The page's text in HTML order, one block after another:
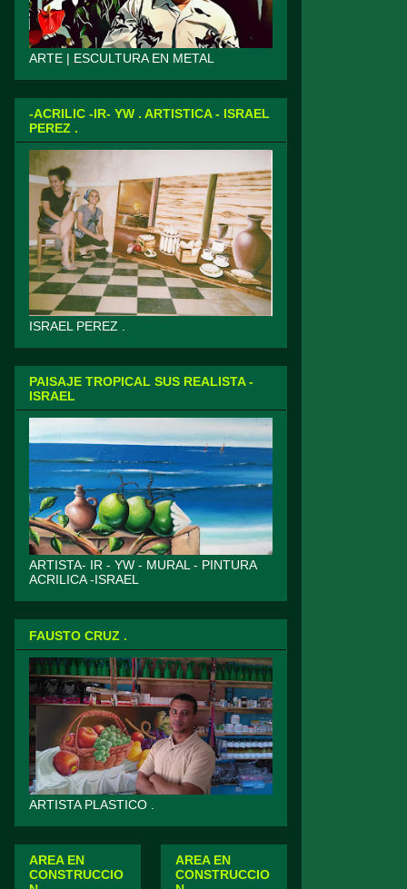
ARTE | ESCULTURA EN METAL
-ACRILIC -IR- YW . ARTISTICA - ISRAEL
PEREZ .
ISRAEL PEREZ .
PAISAJE TROPICAL SUS REALISTA -
ISRAEL
ARTISTA- IR - YW - MURAL - PINTURA
ACRILICA -ISRAEL
FAUSTO CRUZ .
ARTISTA PLASTICO .
AREA EN
CONSTRUCCIO
AREA EN
CONSTRUCCIO